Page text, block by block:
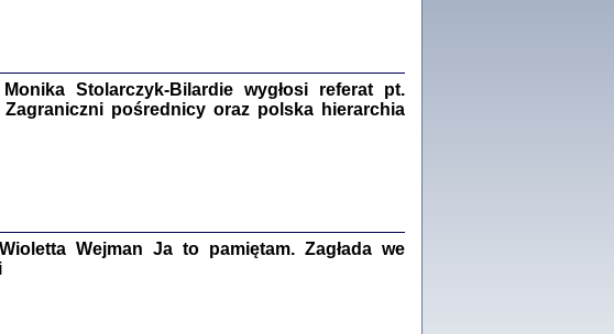
oprac. Aleksandra Bańkowska
Warszawa 2022
Stolarczyk-Bilardie wygłosi referat pt.
pośrednicy oraz polska hierarchia
Wejman Ja to pamiętam. Zagłada we